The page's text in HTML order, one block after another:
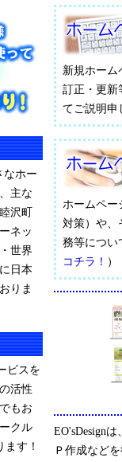
なホー
主な
沢町
ネッ
世界
日本
りま
ビスを
活性
もお
クル
す！
新規ホーム
訂正・更新
てご説明申
ホームペー
対策）や、
務等につい
コチラ！ ）
EO'sDesign
Ｐ作成など